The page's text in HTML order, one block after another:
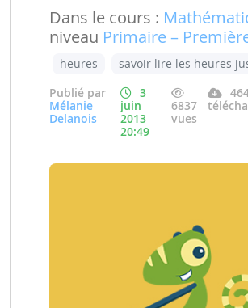
Dans le cours :
niveau Primaire –
heures
savoir lire les heures
Publié par
Mélanie
Delanois
3
juin
2013
20:49
6837
vues